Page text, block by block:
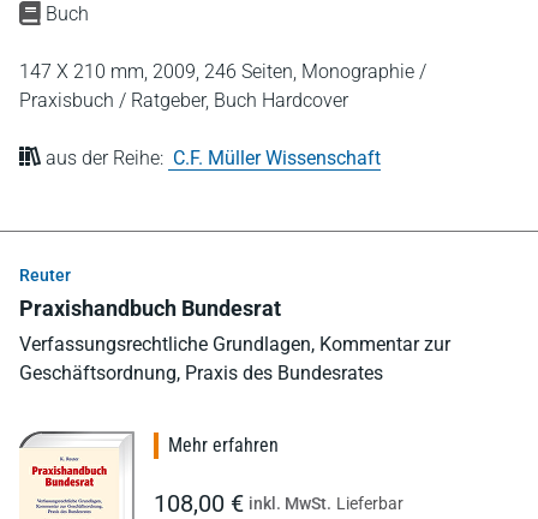
Buch
147 X 210 mm, 2009, 246 Seiten, Monographie /
Praxisbuch / Ratgeber, Buch Hardcover
aus der Reihe: C.F. Müller Wissenschaft
Reuter
Praxishandbuch Bundesrat
Verfassungsrechtliche Grundlagen, Kommentar zur
Geschäftsordnung, Praxis des Bundesrates
Mehr erfahren
108,00 € inkl. MwSt. Lieferbar